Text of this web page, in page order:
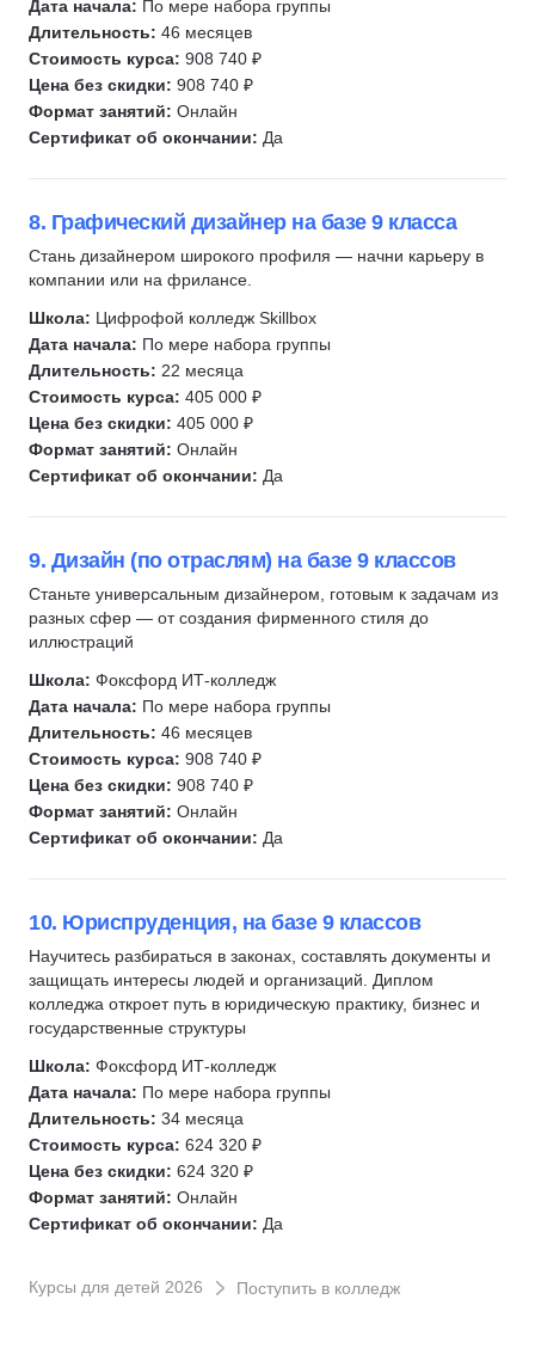
Курсы для детей 2026 Поступить в колледж
Дата начала: По мере набора группы
Длительность: 46 месяцев
Стоимость курса: 908 740 ₽
Цена без скидки: 908 740 ₽
Формат занятий: Онлайн
Сертификат об окончании: Да
8. Графический дизайнер на базе 9 класса
Стань дизайнером широкого профиля — начни карьеру в
компании или на фрилансе.
Школа: Цифрофой колледж Skillbox
Дата начала: По мере набора группы
Длительность: 22 месяца
Стоимость курса: 405 000 ₽
Цена без скидки: 405 000 ₽
Формат занятий: Онлайн
Сертификат об окончании: Да
9. Дизайн (по отраслям) на базе 9 классов
Станьте универсальным дизайнером, готовым к задачам из
разных сфер — от создания фирменного стиля до
иллюстраций
Школа: Фоксфорд ИТ-колледж
Дата начала: По мере набора группы
Длительность: 46 месяцев
Стоимость курса: 908 740 ₽
Цена без скидки: 908 740 ₽
Формат занятий: Онлайн
Сертификат об окончании: Да
10. Юриспруденция, на базе 9 классов
Научитесь разбираться в законах, составлять документы и
защищать интересы людей и организаций. Диплом
колледжа откроет путь в юридическую практику, бизнес и
государственные структуры
Школа: Фоксфорд ИТ-колледж
Дата начала: По мере набора группы
Длительность: 34 месяца
Стоимость курса: 624 320 ₽
Цена без скидки: 624 320 ₽
Формат занятий: Онлайн
Сертификат об окончании: Да